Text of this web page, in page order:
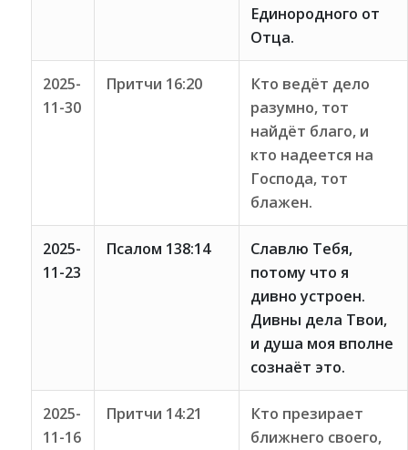
Единородного от
Отца.
2025-
11-30
Притчи 16:20
Кто ведёт дело
разумно, тот
найдёт благо, и
кто надеется на
Господа, тот
блажен.
2025-
11-23
Псалом 138:14
Славлю Тебя,
потому что я
дивно устроен.
Дивны дела Твои,
и душа моя вполне
сознаёт это.
2025-
11-16
Притчи 14:21
Кто презирает
ближнего своего,